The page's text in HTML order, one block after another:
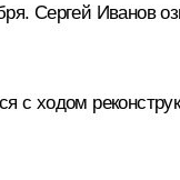
Сергей Иванов
ходом